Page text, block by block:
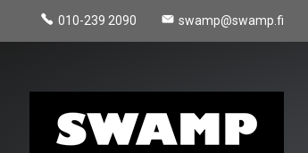
010-239 2090 swamp@swamp.fi